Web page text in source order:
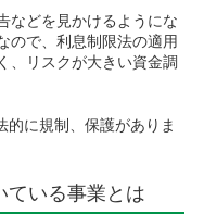
などを見かけるようにな
ので、利息制限法の適用
、リスクが大きい資金調
的に規制、保護がありま
ている事業とは